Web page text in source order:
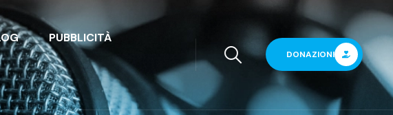
PUBBLICITÀ
DONAZIONI